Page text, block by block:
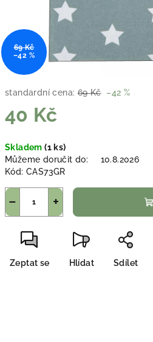
standardní cena: 69 Kč –42 %
40 Kč
cena:
Skladem(1 ks)
Můžeme doručit do:
10.8.2026
Kód: CAS73GR
+
−
Zeptat se Hlídat Sdílet
69 Kč
–42 %